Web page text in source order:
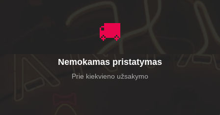
🚚
Nemokamas pristatymas
Prie kiekvieno užsakymo